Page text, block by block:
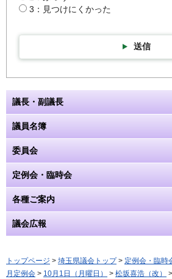
3：見つけにくかった
送信
議長・副議長
議員名簿
委員会
定例会・臨時会
各種ご案内
議会広報
トップページ > 埼玉県議会トップ> 定例会・臨時
月定例会 > 10月1日（月曜日） > 松坂喜浩（改）